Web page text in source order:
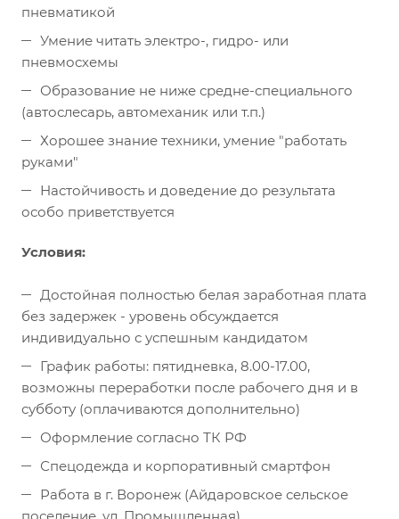
пневматикой
Умение читать электро-, гидро- или
пневмосхемы
Образование не ниже средне-специального
(автослесарь, автомеханик или т.п.)
Хорошее знание техники, умение "работать
руками"
Настойчивость и доведение до результата
особо приветствуется
Условия:
Достойная полностью белая заработная плата
без задержек - уровень обсуждается
индивидуально с успешным кандидатом
График работы: пятидневка, 8.00-17.00,
возможны переработки после рабочего дня и в
субботу (оплачиваются дополнительно)
Оформление согласно ТК РФ
Спецодежда и корпоративный смартфон
Работа в г. Воронеж (Айдаровское сельское
поселение, ул. Промышленная)